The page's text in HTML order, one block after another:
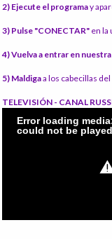
2) Ejecute el programay
3) Pulse "CONECTAR" en la
4) Vuelva a entrar en
5) Maldigaa los cabecillas
TELEVISIÓN - CANAL